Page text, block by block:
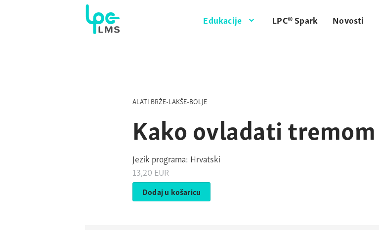
Edukacije LPC® Spark Novosti
ALATI BRŽE-LAKŠE-BOLJE
Kako ovladati tremom
Jezik programa: Hrvatski
13,20 EUR
Dodaj u košaricu